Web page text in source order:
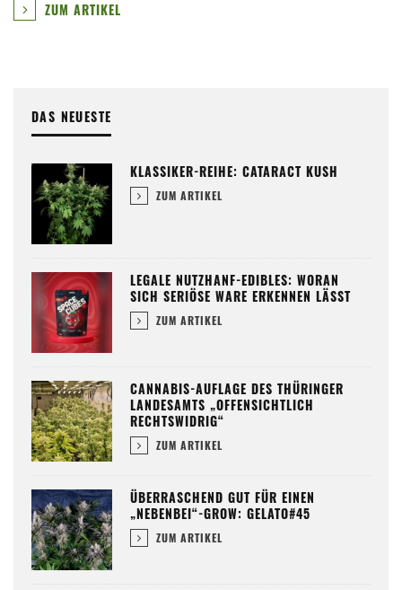
ZUM ARTIKEL
DAS NEUESTE
KLASSIKER-REIHE: CATARACT KUSH
ZUM ARTIKEL
LEGALE NUTZHANF-EDIBLES: WORAN
SICH SERIÖSE WARE ERKENNEN LÄSST
ZUM ARTIKEL
CANNABIS-AUFLAGE DES THÜRINGER
LANDESAMTS „OFFENSICHTLICH
RECHTSWIDRIG“
ZUM ARTIKEL
ÜBERRASCHEND GUT FÜR EINEN
„NEBENBEI“-GROW: GELATO#45
ZUM ARTIKEL